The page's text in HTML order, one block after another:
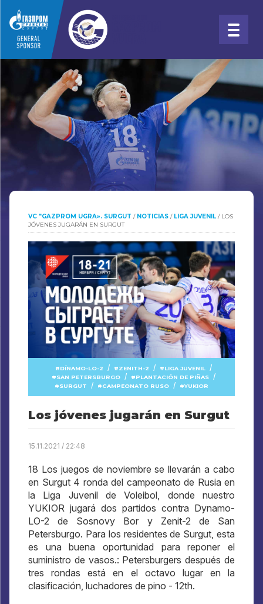
VC "GAZPROM UGRA». SURGUT / NOTICIAS / LIGA JUVENIL / LOS
JÓVENES JUGARÁN EN SURGUT
DÍNAMO-LO-2 / ZENITH-2 / LIGA JUVENIL /
SAN PETERSBURGO / PLANTACIÓN DE PIÑAS /
SURGUT / CAMPEONATO RUSO / YUKIOR
Los jóvenes jugarán en Surgut
15.11.2021 / 22:48
18 Los juegos de noviembre se llevarán a cabo
en Surgut 4 ronda del campeonato de Rusia en
la Liga Juvenil de Voleibol, donde nuestro
YUKIOR jugará dos partidos contra Dynamo-
LO-2 de Sosnovy Bor y Zenit-2 de San
Petersburgo. Para los residentes de Surgut, esta
es una buena oportunidad para reponer el
suministro de vasos.: Petersburgers después de
tres rondas está en el octavo lugar en la
clasificación, luchadores de pino - 12th.